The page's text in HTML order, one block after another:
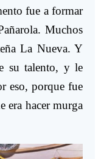
fue a formar
Muchos
La Nueva. Y
su talento, y le
eso, porque fue
era hacer murga